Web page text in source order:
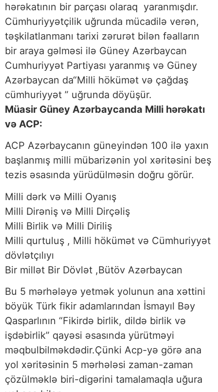
hərəkatının bir parçası olaraq yaranmışdır.
Cümhuriyyətçilik uğrunda mücadilə verən,
təşkilatlanmanı tarixi zərurət bilən fəalların
bir araya gəlməsi ilə Güney Azərbaycan
Cumhuriyyət Partiyası yaranmış və Güney
Azərbaycan da“Milli hökümət və çağdaş
cümhuriyyət ” uğrunda döyüşür.
Müasir Güney Azərbaycanda Milli hərəkatı
və ACP:
ACP Azərbaycanın güneyindən 100 ilə yaxın
başlanmış milli mübarizənin yol xəritəsini beş
tezis əsasında yürüdülməsin doğru görür.
Milli dərk və Milli Oyanış
Milli Dirəniş və Milli Dirçəliş
Milli Birlik və Milli Diriliş
Milli qurtuluş , Milli hökümət və Cümhuriyyət
dövlətçılıyı
Bir millət Bir Dövlət ,Bütöv Azərbaycan
Bu 5 mərhələyə yetmək yolunun ana xəttini
böyük Türk fikir adamlarından İsmayıl Bəy
Qasparlının “Fikirdə birlik, dildə birlik və
işdəbirlik” qayəsi əsasında yürütməyi
məqbulbilməkdədir.Çünki Acp-yə görə ana
yol xəritəsinin 5 mərhələsi zaman-zaman
çözülməklə biri-digərini tamalamaqla uğura